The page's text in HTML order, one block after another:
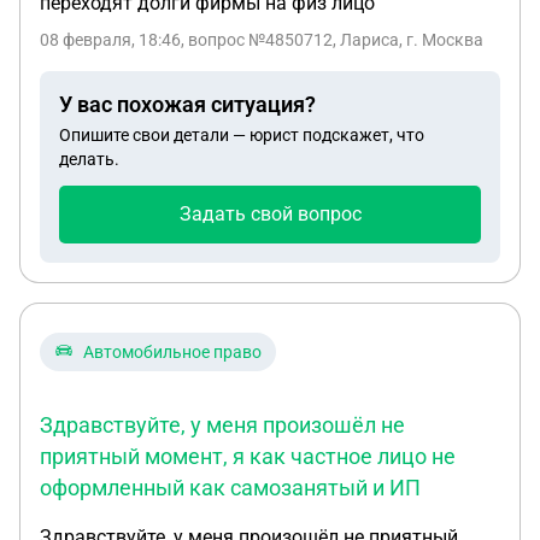
08 февраля, 18:46, вопрос №4850712, Лариса, г. Москва
У вас похожая ситуация?
Опишите свои детали — юрист подскажет, что
делать.
Задать свой вопрос
Автомобильное право
Здравствуйте, у меня произошёл не
приятный момент, я как частное лицо не
оформленный как самозанятый и ИП